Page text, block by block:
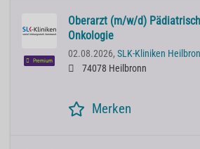
Premium
Oberarzt (m/w/d)
Onkologie
02.08.2026, SLK-Kliniken
74078 Heilbronn
Merken